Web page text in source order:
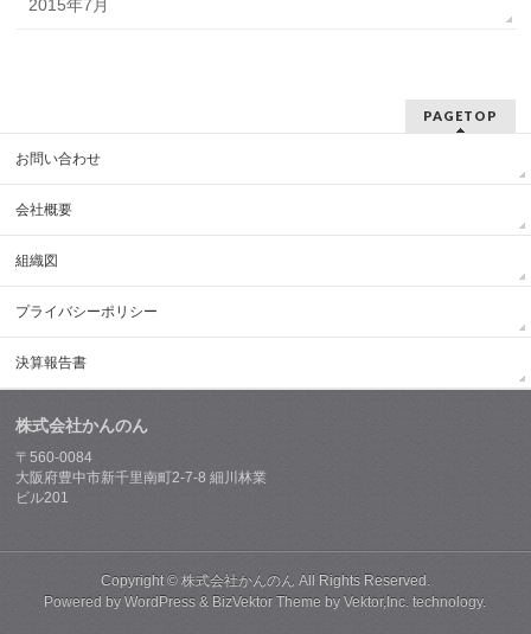
2015年7月
PAGETOP
お問い合わせ
会社概要
組織図
プライバシーポリシー
決算報告書
株式会社かんのん
〒560-0084
大阪府豊中市新千里南町2-7-8 細川林業
ビル201
Copyright © 株式会社かんのん All Rights Reserved.
Powered byWordPress & BizVektor Theme byVektor,Inc. technology.